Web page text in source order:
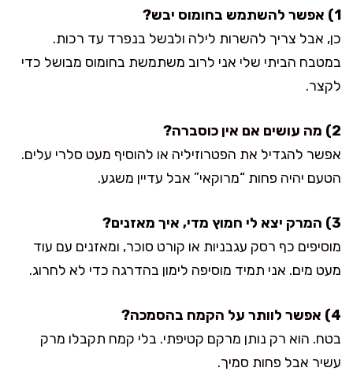
1) אפשר להשתמש בחומוס יבש?
כן, אבל צריך להשרות לילה ולבשל בנפרד עד רכות.
במטבח הביתי שלי אני לרוב משתמשת בחומוס מבושל כדי
לקצר.
2) מה עושים אם אין כוסברה?
אפשר להגדיל את הפטרוזיליה או להוסיף מעט סלרי עלים.
הטעם יהיה פחות “מרוקאי” אבל עדיין משגע.
3) המרק יצא לי חמוץ מדי, איך מאזנים?
מוסיפים כף רסק עגבניות או קורט סוכר, ומאזנים עם עוד
מעט מים. אני תמיד מוסיפה לימון בהדרגה כדי לא לחרוג.
4) אפשר לוותר על הקמח בהסמכה?
בטח. הוא רק נותן מרקם קטיפתי. בלי קמח תקבלו מרק
עשיר אבל פחות סמיך.